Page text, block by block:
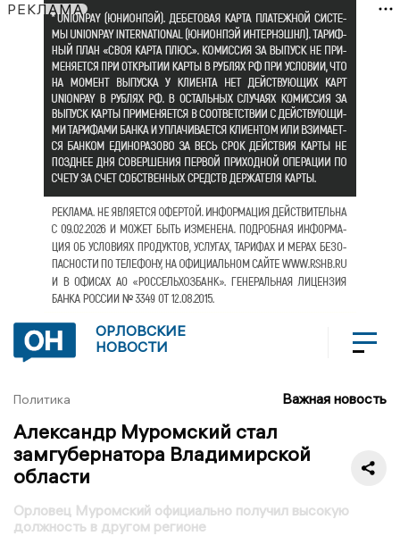
РЕКЛАМА
ОРЛОВСКИЕ
НОВОСТИ
Политика Важная новость
Александр Муромский стал
замгубернатора Владимирской
области
Орловец Муромский официально получил высокую
должность в другом регионе